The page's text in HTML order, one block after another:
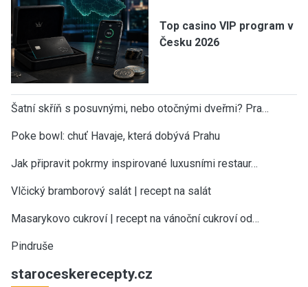
Top casino VIP program v
Česku 2026
Šatní skříň s posuvnými, nebo otočnými dveřmi? Pra…
Poke bowl: chuť Havaje, která dobývá Prahu
Jak připravit pokrmy inspirované luxusními restaur…
Vlčický bramborový salát | recept na salát
Masarykovo cukroví | recept na vánoční cukroví od…
Pindruše
staroceskerecepty.cz